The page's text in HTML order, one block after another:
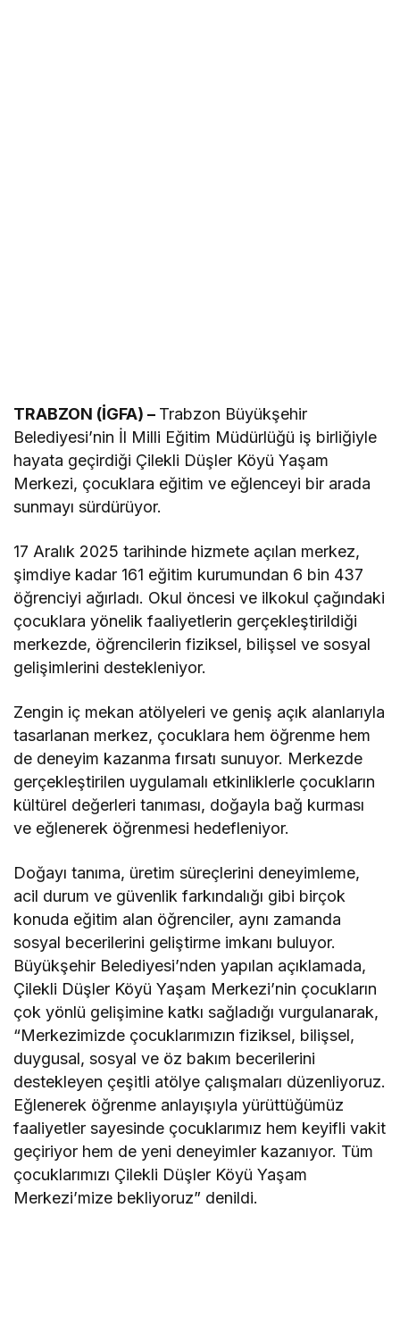
TRABZON (İGFA) – Trabzon Büyükşehir
Belediyesi’nin İl Milli Eğitim Müdürlüğü iş birliğiyle
hayata geçirdiği Çilekli Düşler Köyü Yaşam
Merkezi, çocuklara eğitim ve eğlenceyi bir arada
sunmayı sürdürüyor.
17 Aralık 2025 tarihinde hizmete açılan merkez,
şimdiye kadar 161 eğitim kurumundan 6 bin 437
öğrenciyi ağırladı. Okul öncesi ve ilkokul çağındaki
çocuklara yönelik faaliyetlerin gerçekleştirildiği
merkezde, öğrencilerin fiziksel, bilişsel ve sosyal
gelişimlerini destekleniyor.
Zengin iç mekan atölyeleri ve geniş açık alanlarıyla
tasarlanan merkez, çocuklara hem öğrenme hem
de deneyim kazanma fırsatı sunuyor. Merkezde
gerçekleştirilen uygulamalı etkinliklerle çocukların
kültürel değerleri tanıması, doğayla bağ kurması
ve eğlenerek öğrenmesi hedefleniyor.
Doğayı tanıma, üretim süreçlerini deneyimleme,
acil durum ve güvenlik farkındalığı gibi birçok
konuda eğitim alan öğrenciler, aynı zamanda
sosyal becerilerini geliştirme imkanı buluyor.
Büyükşehir Belediyesi’nden yapılan açıklamada,
Çilekli Düşler Köyü Yaşam Merkezi’nin çocukların
çok yönlü gelişimine katkı sağladığı vurgulanarak,
“Merkezimizde çocuklarımızın fiziksel, bilişsel,
duygusal, sosyal ve öz bakım becerilerini
destekleyen çeşitli atölye çalışmaları düzenliyoruz.
Eğlenerek öğrenme anlayışıyla yürüttüğümüz
faaliyetler sayesinde çocuklarımız hem keyifli vakit
geçiriyor hem de yeni deneyimler kazanıyor. Tüm
çocuklarımızı Çilekli Düşler Köyü Yaşam
Merkezi’mize bekliyoruz” denildi.